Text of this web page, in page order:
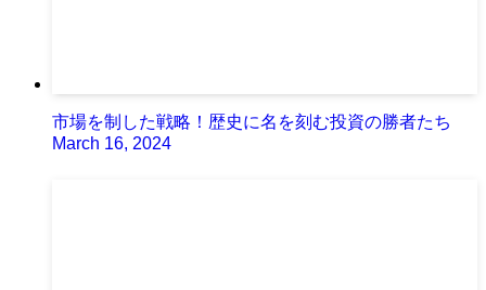
市場を制した戦略！歴史に名を刻む投資の勝者たち
March 16, 2024